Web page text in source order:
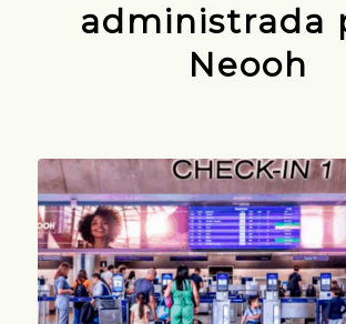
administrada
Neooh